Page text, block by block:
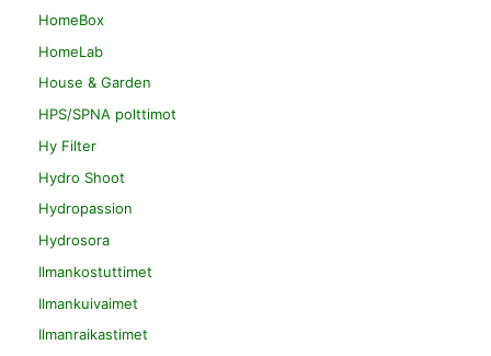
HomeBox
HomeLab
House & Garden
HPS/SPNA polttimot
Hy Filter
Hydro Shoot
Hydropassion
Hydrosora
Ilmankostuttimet
Ilmankuivaimet
Ilmanraikastimet